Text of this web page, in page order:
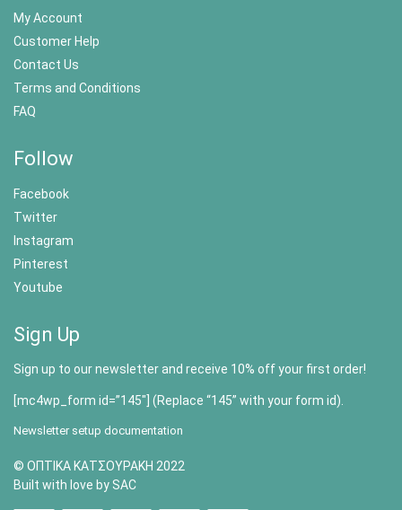
My Account
Customer Help
Contact Us
Terms and Conditions
FAQ
Follow
Facebook
Twitter
Instagram
Pinterest
Youtube
Sign Up
Sign up to our newsletter and receive 10% off your first order!
[mc4wp_form id=”145″] (Replace “145” with your form id).
Newsletter setup documentation
© ΟΠΤΙΚΑ ΚΑΤΣΟΥΡΑΚΗ 2022
Built with love by SAC